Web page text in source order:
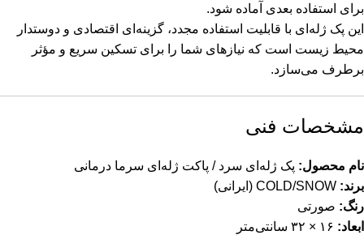
برای استفاده بعدی آماده شود.
این پک ژله‌ای با قابلیت استفاده مجدد، گزینه‌ای اقتصادی و دوستدار
محیط زیست است که نیازهای شما را برای تسکین سریع و مؤثر
برطرف می‌سازد.
مشخصات فنی
نام محصول: پک ژله‌ای سرد / پاکت ژله‌ای سرما درمانی
برند:
رنگ: صورتی
ابعاد: